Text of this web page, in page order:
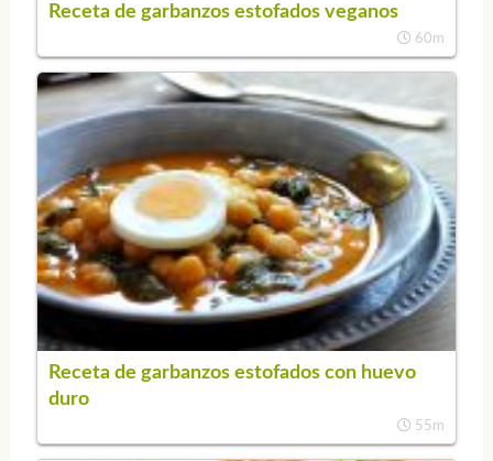
Receta de garbanzos estofados veganos
60m
Receta de garbanzos estofados con huevo
duro
55m